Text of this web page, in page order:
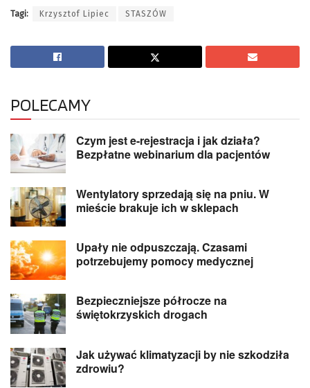
Tagi: Krzysztof Lipiec STASZÓW
POLECAMY
Czym jest e-rejestracja i jak działa?
Bezpłatne webinarium dla pacjentów
Wentylatory sprzedają się na pniu. W
mieście brakuje ich w sklepach
Upały nie odpuszczają. Czasami
potrzebujemy pomocy medycznej
Bezpieczniejsze półrocze na
świętokrzyskich drogach
Jak używać klimatyzacji by nie szkodziła
zdrowiu?